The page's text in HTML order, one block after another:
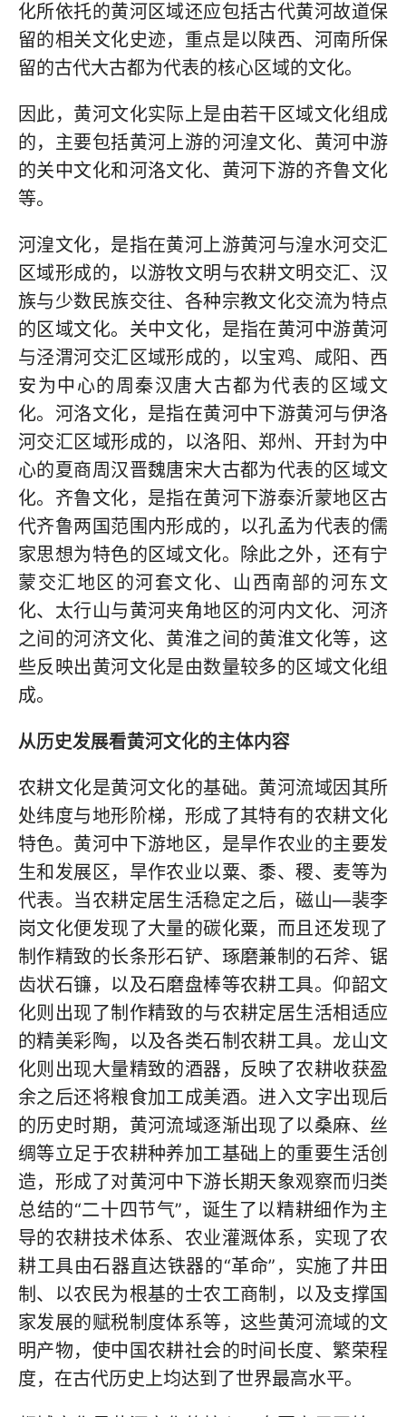
化所依托的黄河区域还应包括古代黄河故道保
留的相关文化史迹，重点是以陕西、河南所保
留的古代大古都为代表的核心区域的文化。
因此，黄河文化实际上是由若干区域文化组成
的，主要包括黄河上游的河湟文化、黄河中游
的关中文化和河洛文化、黄河下游的齐鲁文化
等。
河湟文化，是指在黄河上游黄河与湟水河交汇
区域形成的，以游牧文明与农耕文明交汇、汉
族与少数民族交往、各种宗教文化交流为特点
的区域文化。关中文化，是指在黄河中游黄河
与泾渭河交汇区域形成的，以宝鸡、咸阳、西
安为中心的周秦汉唐大古都为代表的区域文
化。河洛文化，是指在黄河中下游黄河与伊洛
河交汇区域形成的，以洛阳、郑州、开封为中
心的夏商周汉晋魏唐宋大古都为代表的区域文
化。齐鲁文化，是指在黄河下游泰沂蒙地区古
代齐鲁两国范围内形成的，以孔孟为代表的儒
家思想为特色的区域文化。除此之外，还有宁
蒙交汇地区的河套文化、山西南部的河东文
化、太行山与黄河夹角地区的河内文化、河济
之间的河济文化、黄淮之间的黄淮文化等，这
些反映出黄河文化是由数量较多的区域文化组
成。
从历史发展看黄河文化的主体内容
农耕文化是黄河文化的基础。黄河流域因其所
处纬度与地形阶梯，形成了其特有的农耕文化
特色。黄河中下游地区，是旱作农业的主要发
生和发展区，旱作农业以粟、黍、稷、麦等为
代表。当农耕定居生活稳定之后，磁山—裴李
岗文化便发现了大量的碳化粟，而且还发现了
制作精致的长条形石铲、琢磨兼制的石斧、锯
齿状石镰，以及石磨盘棒等农耕工具。仰韶文
化则出现了制作精致的与农耕定居生活相适应
的精美彩陶，以及各类石制农耕工具。龙山文
化则出现大量精致的酒器，反映了农耕收获盈
余之后还将粮食加工成美酒。进入文字出现后
的历史时期，黄河流域逐渐出现了以桑麻、丝
绸等立足于农耕种养加工基础上的重要生活创
造，形成了对黄河中下游长期天象观察而归类
总结的“二十四节气”，诞生了以精耕细作为主
导的农耕技术体系、农业灌溉体系，实现了农
耕工具由石器直达铁器的“革命”，实施了井田
制、以农民为根基的士农工商制，以及支撑国
家发展的赋税制度体系等，这些黄河流域的文
明产物，使中国农耕社会的时间长度、繁荣程
度，在古代历史上均达到了世界最高水平。